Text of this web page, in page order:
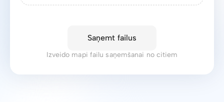
Saņemt failus
Izveido mapi failu saņemšanai no citiem